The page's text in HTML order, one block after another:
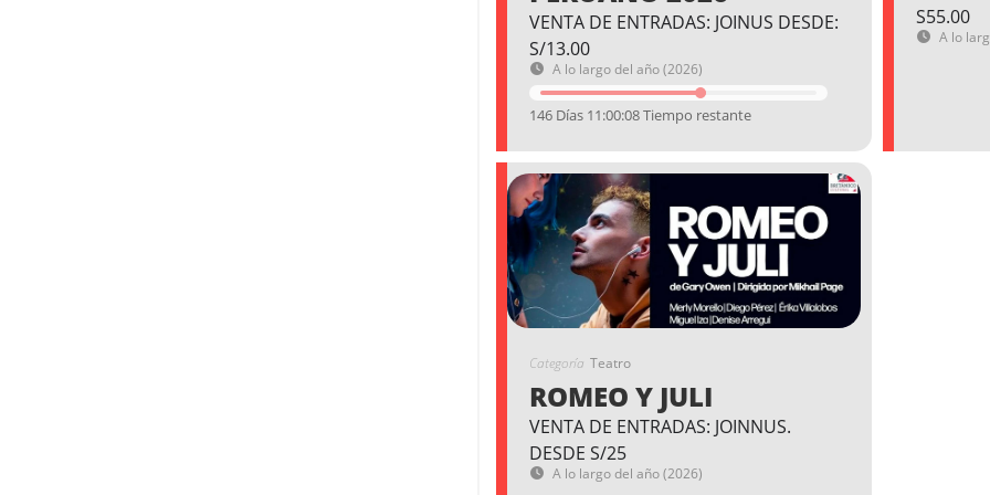
VENTA DE ENTRADAS: JOINUS DESDE:
S/13.00
A lo largo del año (2026)
146 Días 11:00:08 Tiempo restante
S55.00
A lo
Categoría Teatro
ROMEO Y JULI
VENTA DE ENTRADAS: JOINNUS.
DESDE S/25
A lo largo del año (2026)